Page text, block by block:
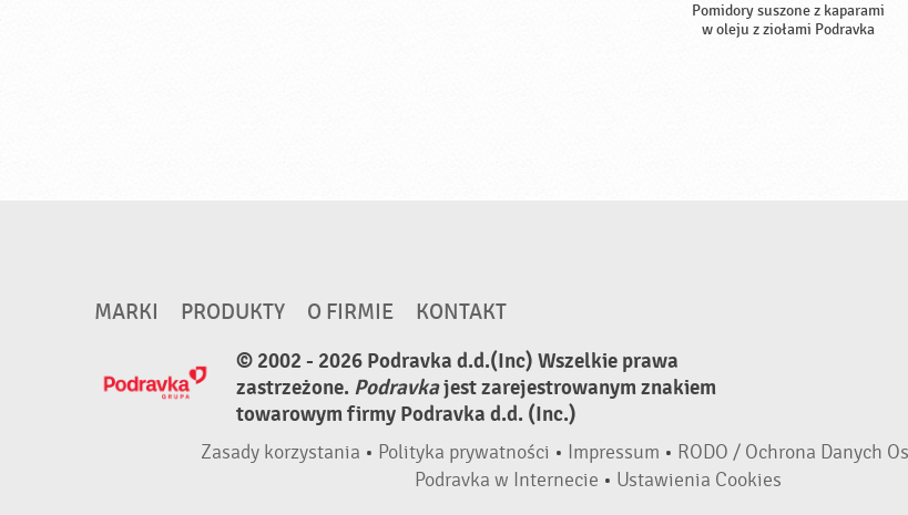
Pomidory suszone z kaparami
w oleju z ziołami Podravka
MARKI PRODUKTY O FIRMIE
KONTAKT
© 2002 - 2026 Podravka d.d.(Inc) Wszelkie prawa
zastrzeżone. Podravkajest zarejestrowanym znakiem
towarowym firmy Podravka d.d. (Inc.)
Zasady korzystania • Polityka prywatności • Impressum • RODO / Ochrona Danych
Podravka w Internecie • Ustawienia Cookies